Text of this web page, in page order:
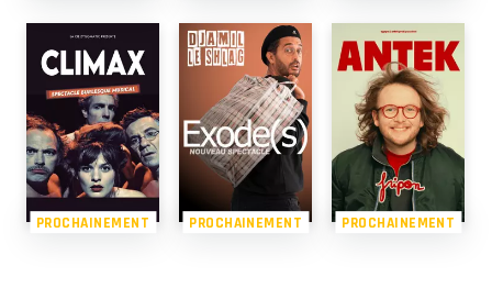
PROCHAINEMENT PROCHAINEMENT PROCHAINEMENT